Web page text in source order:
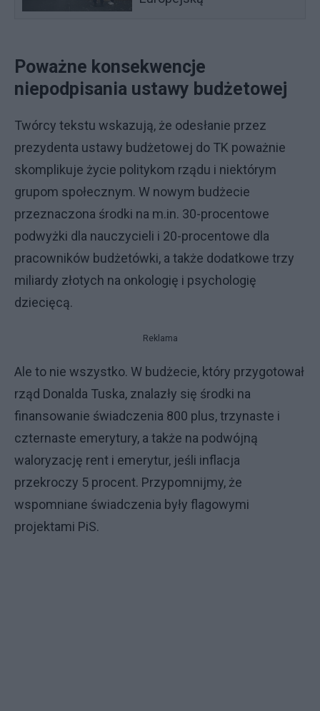
Poważne konsekwencje
niepodpisania ustawy budżetowej
Twórcy tekstu wskazują, że odesłanie przez
prezydenta ustawy budżetowej do TK poważnie
skomplikuje życie politykom rządu i niektórym
grupom społecznym. W nowym budżecie
przeznaczona środki na m.in. 30-procentowe
podwyżki dla nauczycieli i 20-procentowe dla
pracowników budżetówki, a także dodatkowe trzy
miliardy złotych na onkologię i psychologię
dziecięcą.
Reklama
Ale to nie wszystko. W budżecie, który przygotował
rząd Donalda Tuska, znalazły się środki na
finansowanie świadczenia 800 plus, trzynaste i
czternaste emerytury, a także na podwójną
waloryzację rent i emerytur, jeśli inflacja
przekroczy 5 procent. Przypomnijmy, że
wspomniane świadczenia były flagowymi
projektami PiS.